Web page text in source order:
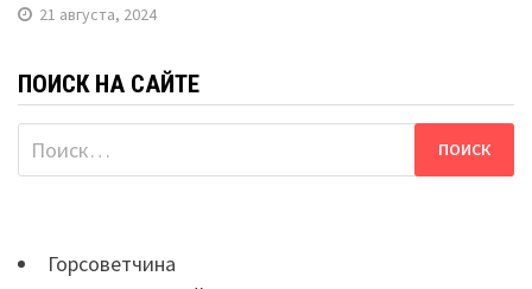
21 августа, 2024
ПОИСК НА САЙТЕ
Найти:
Горсоветчина